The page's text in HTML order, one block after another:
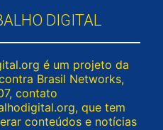
DIGITAL
é um projeto da
Brasil Networks,
contato
, que tem
conteúdos e notícias